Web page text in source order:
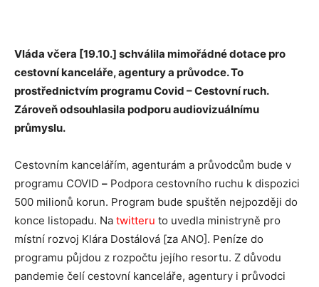
Vláda včera [19.10.] schválila mimořádné dotace pro
cestovní kanceláře, agentury a průvodce. To
prostřednictvím programu Covid – Cestovní ruch.
Zároveň odsouhlasila podporu audiovizuálnímu
průmyslu.
Cestovním kancelářím, agenturám a průvodcům bude v
programu COVID – Podpora cestovního ruchu k dispozici
500 milionů korun. Program bude spuštěn nejpozději do
konce listopadu. Na twitteru to uvedla ministryně pro
místní rozvoj Klára Dostálová [za ANO]. Peníze do
programu půjdou z rozpočtu jejího resortu. Z důvodu
pandemie čelí cestovní kanceláře, agentury i průvodci